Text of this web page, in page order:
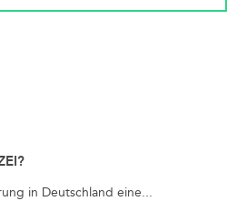
in Deutschland eine...